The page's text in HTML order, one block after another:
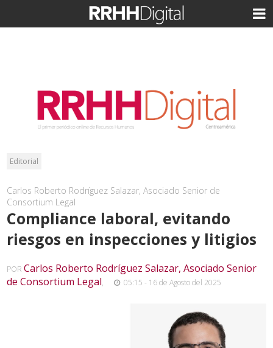
Editorial
Carlos Roberto Rodríguez Salazar, Asociado Senior de
Consortium Legal
Compliance laboral, evitando
riesgos en inspecciones y litigios
PORCarlos Roberto Rodríguez Salazar, Asociado Senior
de Consortium Legal, 05:15 - 16 de Agosto del 2025